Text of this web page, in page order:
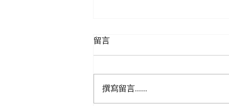
留言
撰寫留言......